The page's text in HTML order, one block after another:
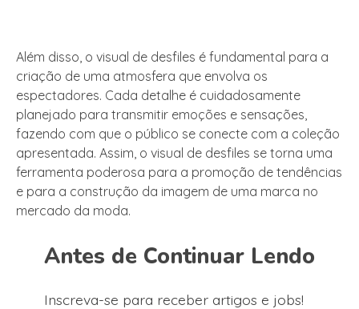
Além disso, o visual de desfiles é fundamental para a
criação de uma atmosfera que envolva os
espectadores. Cada detalhe é cuidadosamente
planejado para transmitir emoções e sensações,
fazendo com que o público se conecte com a coleção
apresentada. Assim, o visual de desfiles se torna uma
ferramenta poderosa para a promoção de tendências
e para a construção da imagem de uma marca no
mercado da moda.
Antes de Continuar Lendo
Inscreva-se para receber artigos e jobs!